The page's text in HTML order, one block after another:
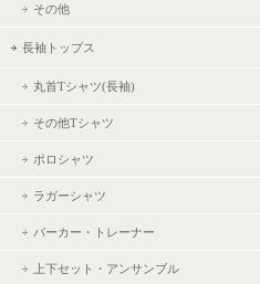
その他
長袖トップス
丸首Tシャツ(長袖)
その他Tシャツ
ポロシャツ
ラガーシャツ
パーカー・トレーナー
上下セット・アンサンブル